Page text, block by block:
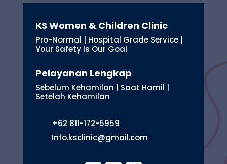
KS Women & Children Clinic
Pro-Normal | Hospital Grade Service |
Your Safety is Our Goal
Pelayanan Lengkap
Sebelum Kehamilan | Saat Hamil |
Setelah Kehamilan
+62 811-172-5959
Info.ksclinic@gmail.com